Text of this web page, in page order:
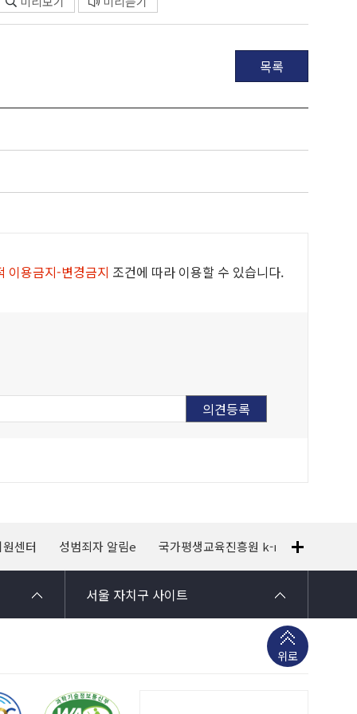
목록
이용금지-변경금지 조건에 따라 이용할 수 있습니다.
센터 성범죄자 알림e 국가평생교육진흥원 k-mooc
서울 자치구 사이트
위로